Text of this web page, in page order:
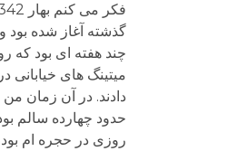
گذشته آغاز شده بود و با رفراندوم در اسفند ماه
چند هفته ای بود که
میتینگ های
دادند. در آن زمان
حدود چهارده سالم
روزی در حجره ام